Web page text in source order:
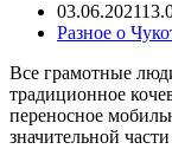
03.06.2021
Разное о
Все грамотные
традиционное
переносное
значительной